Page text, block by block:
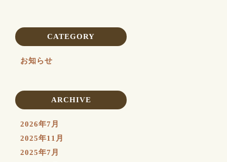
CATEGORY
お知らせ
ARCHIVE
2026年7月
2025年11月
2025年7月